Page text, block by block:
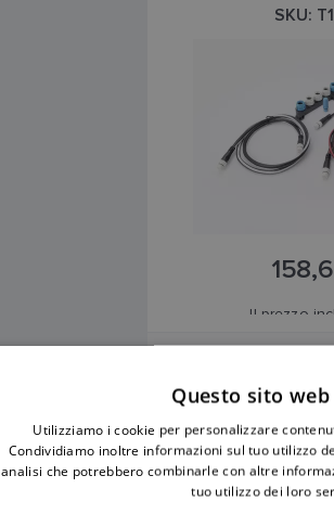
SKU:
Il prezzo
A06039: 1 x cavo
dispositivo alla
A06045: 1 x cavo
SeaTalkNG a
Questo sito
Utilizziamo i cookie per personalizzare
Condividiamo inoltre informazioni sul tuo utilizzo
analisi che potrebbero combinarle con altre
tuo utilizzo dei loro